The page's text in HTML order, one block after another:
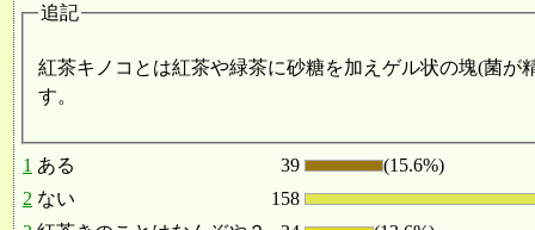
追記
紅茶キノコとは紅茶や緑茶に砂糖を加えゲル状の塊(菌
す。
1 ある 39
(15.6%)
2 ない
158